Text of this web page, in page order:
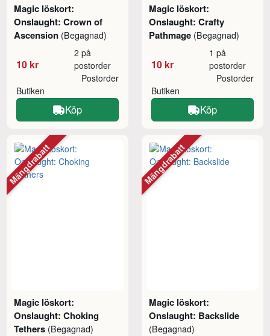
Magic löskort:
Onslaught: Crown of
Ascension (Begagnad)
10 kr
2 på
postorder
Butiken
Postorder
Köp
Magic löskort:
Onslaught: Crafty
Pathmage (Begagnad)
10 kr
1 på
postorder
Butiken
Postorder
Köp
Magic löskort:
Onslaught: Choking
Tethers (Begagnad)
Mängdrabatt
Magic löskort:
Onslaught: Backslide
(Begagnad)
Mängdrabatt